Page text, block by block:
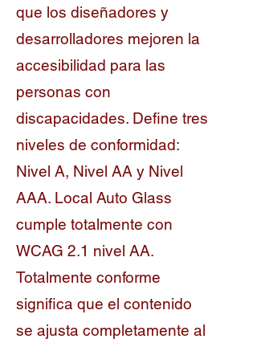
que los diseñadores y
desarrolladores mejoren la
accesibilidad para las
personas con
discapacidades. Define tres
niveles de conformidad:
Nivel A, Nivel AA y Nivel
AAA. Local Auto Glass
cumple totalmente con
WCAG 2.1 nivel AA.
Totalmente conforme
significa que el contenido
se ajusta completamente al